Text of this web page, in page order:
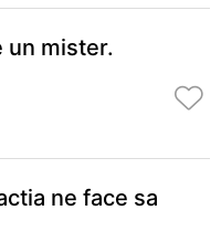
un mister.
ne face sa